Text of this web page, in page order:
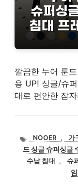
깔끔한 누어 룬
용 UP! 싱글/슈
대로 편안한 잠
태
그
NOOER , 가
드 싱글 슈퍼싱글
수납 침대
, 슈
임